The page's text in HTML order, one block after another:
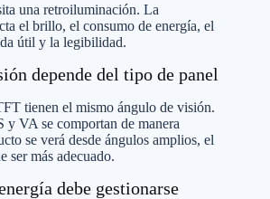
una retroiluminación. La
el brillo, el consumo de energía, el
útil y la legibilidad.
depende del tipo de panel
tienen el mismo ángulo de visión.
y VA se comportan de manera
se verá desde ángulos amplios, el
más adecuado.
debe gestionarse